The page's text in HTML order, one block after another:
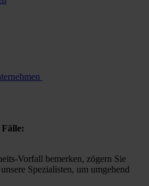
Vorfall bemerken, zögern Sie
Spezialisten, um umgehend